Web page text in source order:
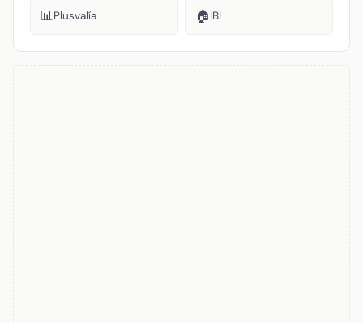
📊Plusvalía 🏠IBI